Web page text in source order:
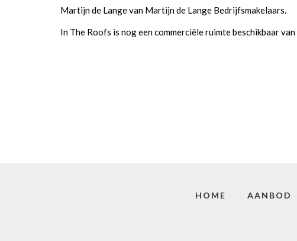
Martijn de Lange van Martijn de Lange Bedrijfsmakelaars.
In The Roofs is nog een commerciële ruimte beschikbaar
HOME AANBOD